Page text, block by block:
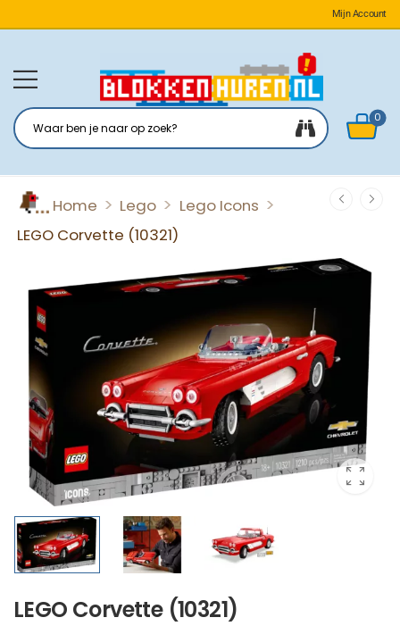
Mijn Account
0
Home > Lego > Lego Icons >
LEGO Corvette (10321)
LEGO Corvette (10321)